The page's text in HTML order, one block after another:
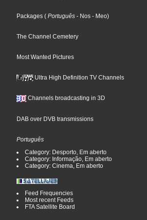
Packages ( Português - Nos - Meo)
The Channel Cemetery
Most Wanted Pictures
Ultra High Definition TV Channels
Channels broadcasting in 3D
DAB over DVB transmissions
Português
Category: Desporto, Em aberto
Category: Informação, Em aberto
Category: Cinema, Em aberto
Feed Frequencies
Most recent Feeds
FTA Satellite Board